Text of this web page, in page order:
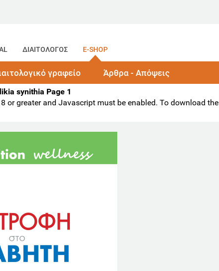
ΔΙΑΙΤΟΛΟΓΟΣ E-SHOP
γραφείο Άρθρα - Απόψεις
synithia Page 1
or greater and Javascript must be enabled. To download the